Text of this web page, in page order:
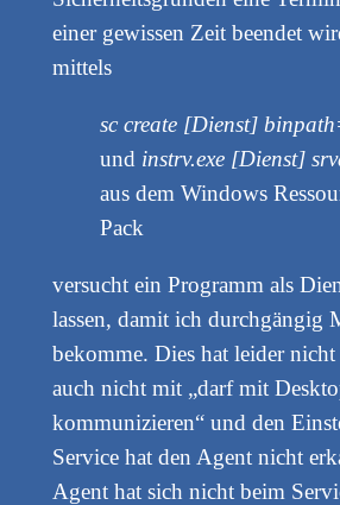
einer gewissen Zeit beendet
mittels
sc create [Dienst]
und instrv.exe [Dienst]
aus dem Windows
Pack
versucht ein Programm als
lassen, damit ich durchgängig
bekomme. Dies hat leider
auch nicht mit „darf mit
kommunizieren“ und den
Service hat den Agent nicht
Agent hat sich nicht beim